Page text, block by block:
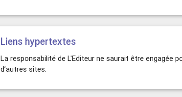
Liens hypertextes
La responsabilité de L'Editeur ne saurait être engagée
d’autres sites.